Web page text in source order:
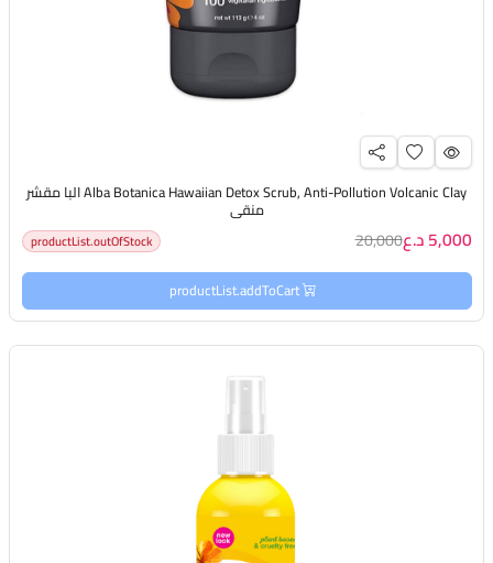
Alba Botanica Hawaiian Detox Scrub, Anti-Pollution Volcanic Clay البا مقشر
منقي
5,000 د.ع 20,000
productList.outOfStock
productList.addToCart